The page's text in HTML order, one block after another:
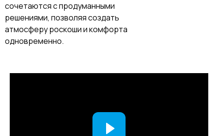
сочетаются с продуманными
решениями, позволяя создать
атмосферу роскоши и комфорта
одновременно.